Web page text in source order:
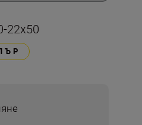
22x50